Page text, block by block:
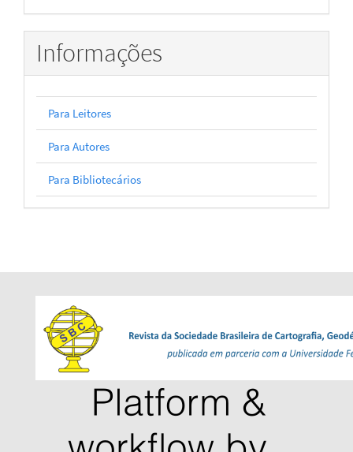
Informações
Para Leitores
Para Autores
Para Bibliotecários